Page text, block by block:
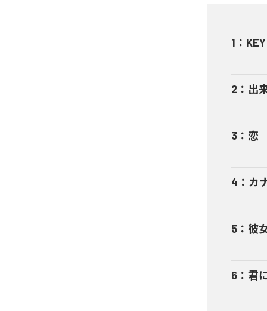
1 ： KEY
2 ： 出
3 ： 恋
4 ： カ
5 ： 彼
6 ： 君